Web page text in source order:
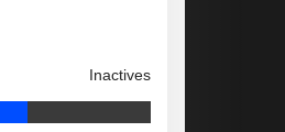
Inactives